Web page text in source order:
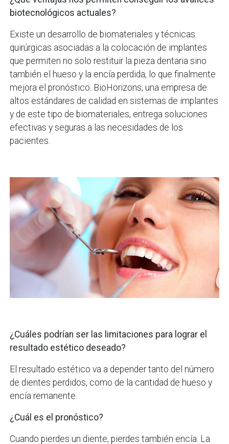
biotecnológicos actuales?
Existe un desarrollo de biomateriales y técnicas
quirúrgicas asociadas a la colocación de implantes
que permiten no solo restituir la pieza dentaria sino
también el hueso y la encía perdida, lo que finalmente
mejora el pronóstico. BioHorizons, una empresa de
altos estándares de calidad en sistemas de implantes
y de este tipo de biomateriales, entrega soluciones
efectivas y seguras a las necesidades de los
pacientes.
¿Cuáles podrían ser las limitaciones para lograr el
resultado estético deseado?
El resultado estético va a depender tanto del número
de dientes perdidos, como de la cantidad de hueso y
encía remanente.
¿Cuál es el pronóstico?
Cuando pierdes un diente, pierdes también encía. La